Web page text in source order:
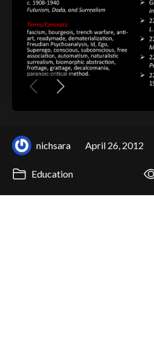
nichsara April 26, 2012
Education